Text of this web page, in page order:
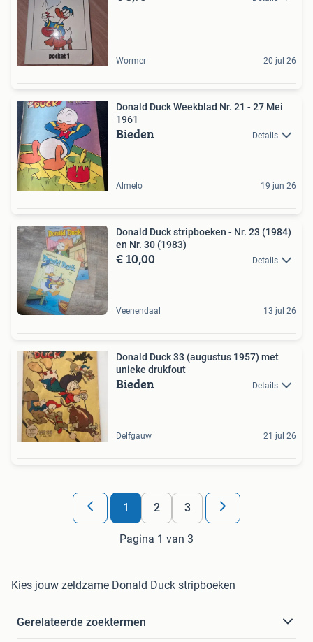
Wormer 20 jul 26
Donald Duck Weekblad Nr. 21 - 27 Mei
1961
Bieden Details
Almelo 19 jun 26
Donald Duck stripboeken - Nr. 23 (1984)
en Nr. 30 (1983)
€ 10,00 Details
Veenendaal 13 jul 26
Donald Duck 33 (augustus 1957) met
unieke drukfout
Bieden Details
Delfgauw 21 jul 26
1 2 3
Pagina 1 van 3
Kies jouw zeldzame Donald Duck stripboeken
Gerelateerde zoektermen